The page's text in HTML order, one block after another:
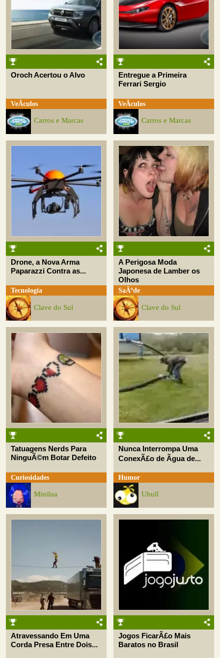
Oroch Acertou o Alvo
VeÃ­culos
Carros e Marcas
Entregue a Primeira
Ferrari Sergio
VeÃ­culos
Carros e Marcas
Drone, a Nova Arma
Paparazzi Contra as...
Tecnologia
Clave do Sul
A Perigosa Moda
Japonesa de Lamber os
Olhos
SaÃºde
Clave do Sul
Tatuagens Nerds Para
NinguÃ©m Botar Defeito
Curiosidades
Minilua
Nunca Interrompa Uma
ConexÃ£o de Ãgua de...
Humor
Uhull
Atravessando Em Uma
Corda Presa Entre Dois...
Jogos FicarÃ£o Mais
Baratos no Brasil